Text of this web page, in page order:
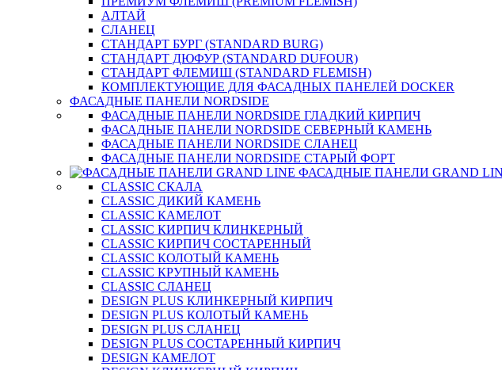
АЛТАЙ
СЛАНЕЦ
СТАНДАРТ БУРГ (STANDARD BURG)
СТАНДАРТ ДЮФУР (STANDARD DUFOUR)
СТАНДАРТ ФЛЕМИШ (STANDARD FLEMISH)
КОМПЛЕКТУЮЩИЕ ДЛЯ ФАСАДНЫХ ПАНЕЛЕЙ DOCKER
ФАСАДНЫЕ ПАНЕЛИ NORDSIDE
ФАСАДНЫЕ ПАНЕЛИ NORDSIDE ГЛАДКИЙ КИРПИЧ
ФАСАДНЫЕ ПАНЕЛИ NORDSIDE СЕВЕРНЫЙ КАМЕНЬ
ФАСАДНЫЕ ПАНЕЛИ NORDSIDE СЛАНЕЦ
ФАСАДНЫЕ ПАНЕЛИ NORDSIDE СТАРЫЙ ФОРТ
ФАСАДНЫЕ ПАНЕЛИ GRAND
CLASSIC СКАЛА
CLASSIC ДИКИЙ КАМЕНЬ
CLASSIC КАМЕЛОТ
CLASSIC КИРПИЧ КЛИНКЕРНЫЙ
CLASSIC КИРПИЧ СОСТАРЕННЫЙ
CLASSIC КОЛОТЫЙ КАМЕНЬ
CLASSIC КРУПНЫЙ КАМЕНЬ
CLASSIC СЛАНЕЦ
DESIGN PLUS КЛИНКЕРНЫЙ КИРПИЧ
DESIGN PLUS КОЛОТЫЙ КАМЕНЬ
DESIGN PLUS СЛАНЕЦ
DESIGN PLUS СОСТАРЕННЫЙ КИРПИЧ
DESIGN КАМЕЛОТ